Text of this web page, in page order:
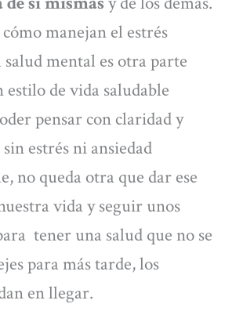
manejan el estrés
mental es otra parte
de vida saludable
pensar con claridad y
estrés ni ansiedad
no queda otra que dar ese
vida y seguir unos
tener una salud que no se
para más tarde, los
en llegar.